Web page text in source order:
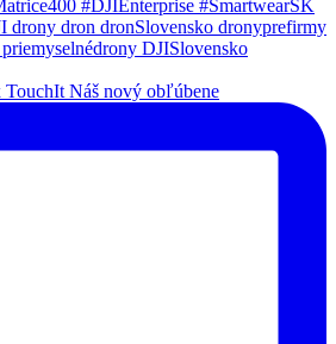
Náš nový obľúbene